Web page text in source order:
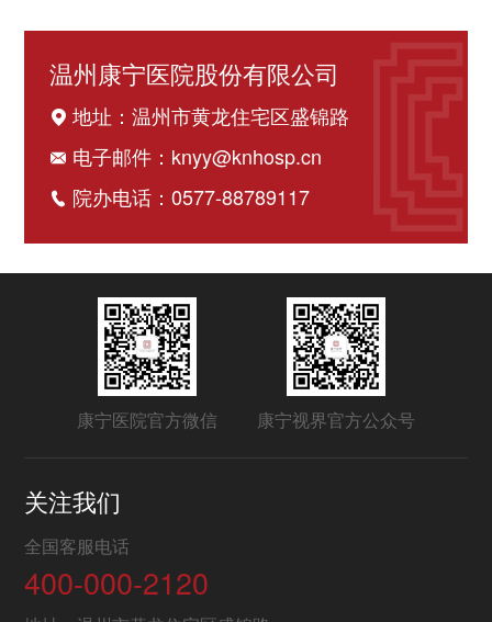
温州康宁医院股份有限公司
地址：温州市黄龙住宅区盛锦路
电子邮件：knyy@knhosp.cn
院办电话：0577-88789117
康宁医院官方微信 康宁视界官方公众号
关注我们
全国客服电话
400-000-2120